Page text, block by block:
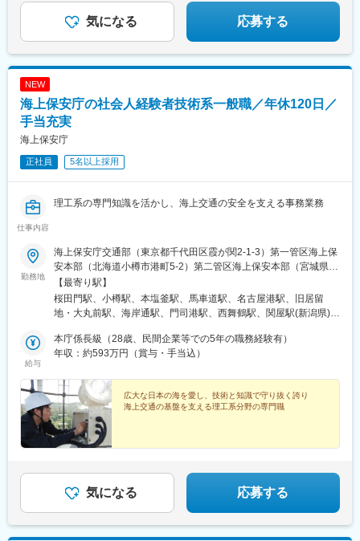
気になる 応募する
NEW
海上保安庁の社会人経験者技術系一般職／年休120日／
手当充実
海上保安庁
正社員 5名以上採用
仕事内容
理工系の専門知識を活かし、海上交通の安全を支える事務業務
勤務地
海上保安庁交通部（東京都千代田区霞が関2-1-3）第一管区海上保
安本部（北海道小樽市港町5-2）第二管区海上保安本部（宮城県塩
竈市貞山通3-4-1）第三管区海上保安本部（神奈川県横浜市中区北
仲通5-57）第四管区海上保安本部（愛知県名古屋市港区入船2-3-
12）第五管区海上保安本部（兵庫県神戸市中央区波止場町1-1）第
管区海上保安本部（福岡県北九州市門司区西海岸1-3-10）第八管
区海上保安本部（京都府舞鶴市字下福井901）第九管区海上保安
（鹿児島県鹿児島市東郡元町4-1）第十一管区海上保安本部（沖縄
県那覇市港町2-11-1）海上保安庁又は管区海上保安本部への採用
後、適性を踏まえつつ、全国の管区 海上保安本部等に異動し、キ
ャリアアップを重ねていただきます。※受動喫煙対策：屋内全面禁
煙
【最寄り駅】
桜田門駅、小樽駅、本塩釜駅、馬車道駅、名古屋港駅、旧居留
地・大丸前駅、海岸通駅、門司港駅、西舞鶴駅、関屋駅(新潟県)、
(兵庫県)、宇品五丁目駅、九州鉄道記念館駅、南鹿児島駅、国会議
事堂前駅、三宮・花時計前駅、元宇品口駅、出光美術館駅、涙橋
給与
本庁係長級（28歳、民間企業等での5年の職務経験有）
年収：約593万円（賞与・手当込）
広大な日本の海を愛し、技術と知識で守り抜く誇り
海上交通の基盤を支える理工系分野の専門職
気になる 応募する